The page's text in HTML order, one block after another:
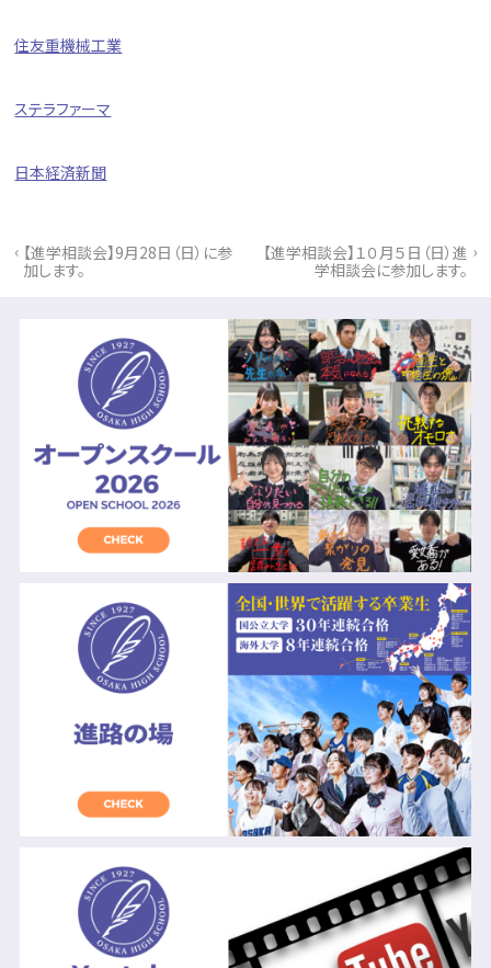
住友重機械工業
ステラファーマ
日本経済新聞
‹ 【進学相談会】9月28日（日）に参
加します。
【進学相談会】１０月５日（日）進
学相談会に参加します。
›